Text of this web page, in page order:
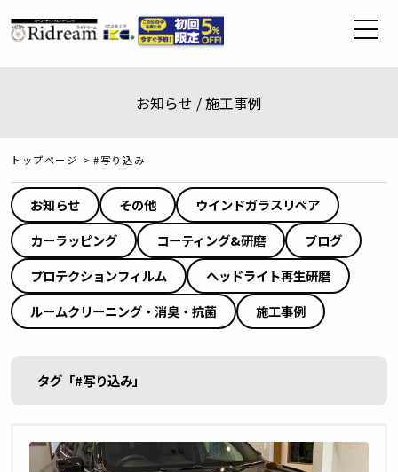
お知らせ / 施工事例
トップページ > #写り込み
お知らせ その他
ウインドガラスリペア
カーラッピング
コーティング&研磨
ブログ
プロテクションフィルム
ヘッドライト再生研磨
ルームクリーニング・消臭・抗菌
施工事例
タグ「#写り込み」